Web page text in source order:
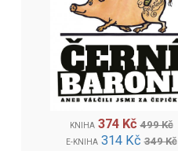
KNIHA 374 Kč 499 Kč
E-KNIHA 314 Kč 349 Kč